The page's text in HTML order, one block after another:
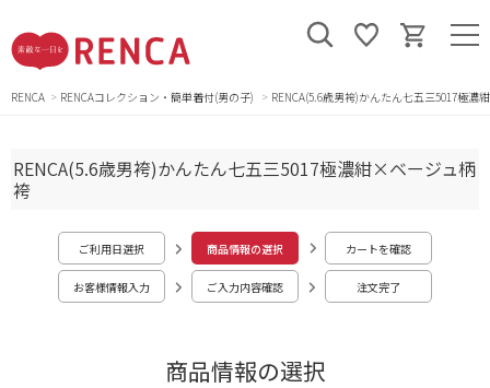
RENCA RENCAコレクション・簡単着付(男の子) RENCA(5.6歳男袴)かんたん七五三5017極濃
商品情報の選択
RENCA(5.6歳男袴)かんたん七五三5017極濃紺×ベージュ柄
袴
ご利用日選択 商品情報の選択 カートを確認
お客様情報入力 ご入力内容確認 注文完了